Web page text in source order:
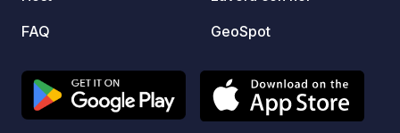
viaggio indimenticabile!
FAQ
GeoSpot